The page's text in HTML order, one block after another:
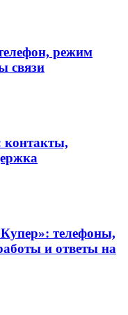
режим
связи
контакты,
телефоны,
и ответы на